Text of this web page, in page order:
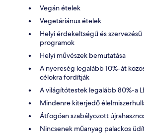
Vegán ételek
Vegetáriánus ételek
Helyi érdekeltségű és
programok
Helyi művészek bemutatása
A nyereség legalább 10%-át
célokra fordítják
A világítótestek legalább 80%-a
Mindenre kiterjedő
Átfogóan szabályozott
Nincsenek műanyag palackos